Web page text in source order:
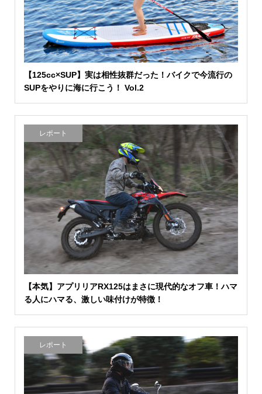
【125cc×SUP】実は相性抜群だった！バイクで今流行の
SUPをやりに海に行こう！ Vol.2
レポート
【本気】アプリリアRX125はまさに現代的なオフ車！ハマ
る人にハマる、激しい味付けが特徴！
レポート